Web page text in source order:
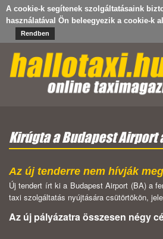
A cookie-k segítenek szolgáltatásaink
használatával Ön beleegyezik a cookie-k
Rendben
Kirúgta a Budapest Airport
Az új tenderre nem hívják
Új tendert írt ki a Budapest Airport (BA) a
taxi szolgáltatás nyújtására csütörtökön,
Az új pályázatra összesen négy